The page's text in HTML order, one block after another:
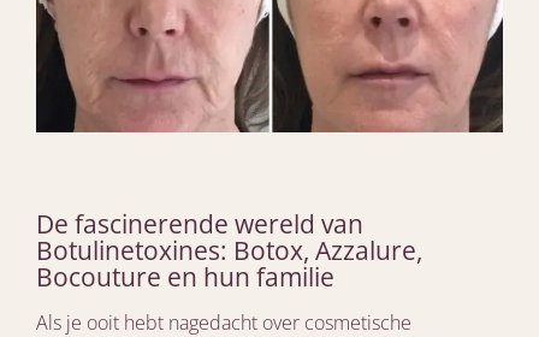
De fascinerende wereld van
Botulinetoxines: Botox, Azzalure,
Bocouture en hun familie
Als je ooit hebt nagedacht over cosmetische